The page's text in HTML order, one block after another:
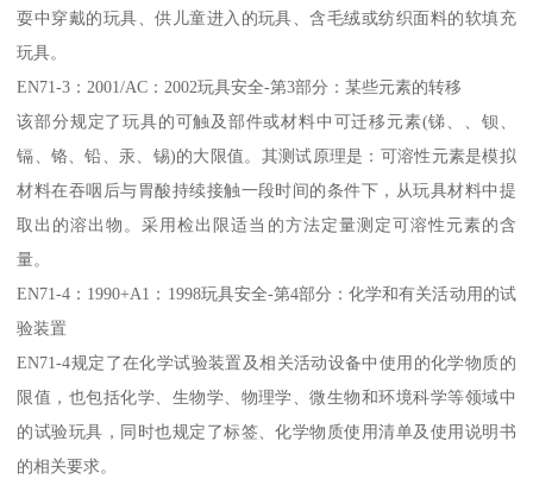
耍中穿戴的玩具、供儿童进入的玩具、含毛绒或纺织面料的软填充
玩具。
EN71-3：2001/AC：2002玩具安全-第3部分：某些元素的转移
该部分规定了玩具的可触及部件或材料中可迁移元素(锑、、钡、
镉、铬、铅、汞、锡)的大限值。其测试原理是：可溶性元素是模拟
材料在吞咽后与胃酸持续接触一段时间的条件下，从玩具材料中提
取出的溶出物。采用检出限适当的方法定量测定可溶性元素的含
量。
EN71-4：1990+A1：1998玩具安全-第4部分：化学和有关活动用的试
验装置
EN71-4规定了在化学试验装置及相关活动设备中使用的化学物质的
限值，也包括化学、生物学、物理学、微生物和环境科学等领域中
的试验玩具，同时也规定了标签、化学物质使用清单及使用说明书
的相关要求。